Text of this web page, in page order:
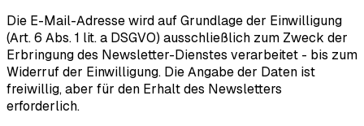
Die E-Mail-Adresse wird auf Grundlage der Einwilligung
(Art. 6 Abs. 1 lit. a DSGVO) ausschließlich zum Zweck der
Erbringung des Newsletter-Dienstes verarbeitet - bis zum
Widerruf der Einwilligung. Die Angabe der Daten ist
freiwillig, aber für den Erhalt des Newsletters
erforderlich.